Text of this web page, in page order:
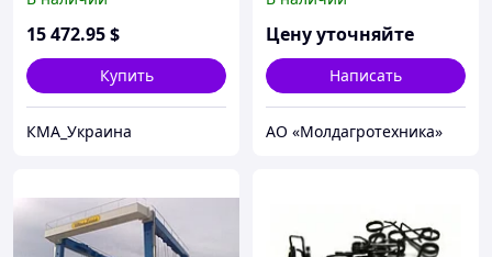
15 472.95$
Купить
КМА_Украина
Цену уточняйте
Написать
АО «Молдагротехника»